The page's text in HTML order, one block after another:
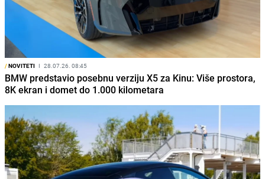
/NOVITETI I 28.07.26. 08:45
BMW predstavio posebnu verziju X5 za Kinu: Više prostora,
8K ekran i domet do 1.000 kilometara